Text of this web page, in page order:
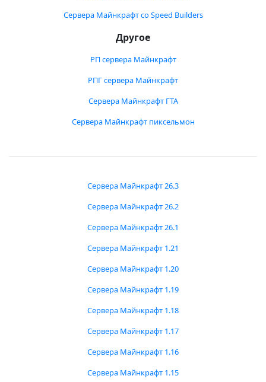
Сервера Майнкрафт со Speed Builders
Другое
РП сервера Майнкрафт
РПГ сервера Майнкрафт
Сервера Майнкрафт ГТА
Сервера Майнкрафт пиксельмон
Сервера Майнкрафт 26.3
Сервера Майнкрафт 26.2
Сервера Майнкрафт 26.1
Сервера Майнкрафт 1.21
Сервера Майнкрафт 1.20
Сервера Майнкрафт 1.19
Сервера Майнкрафт 1.18
Сервера Майнкрафт 1.17
Сервера Майнкрафт 1.16
Сервера Майнкрафт 1.15